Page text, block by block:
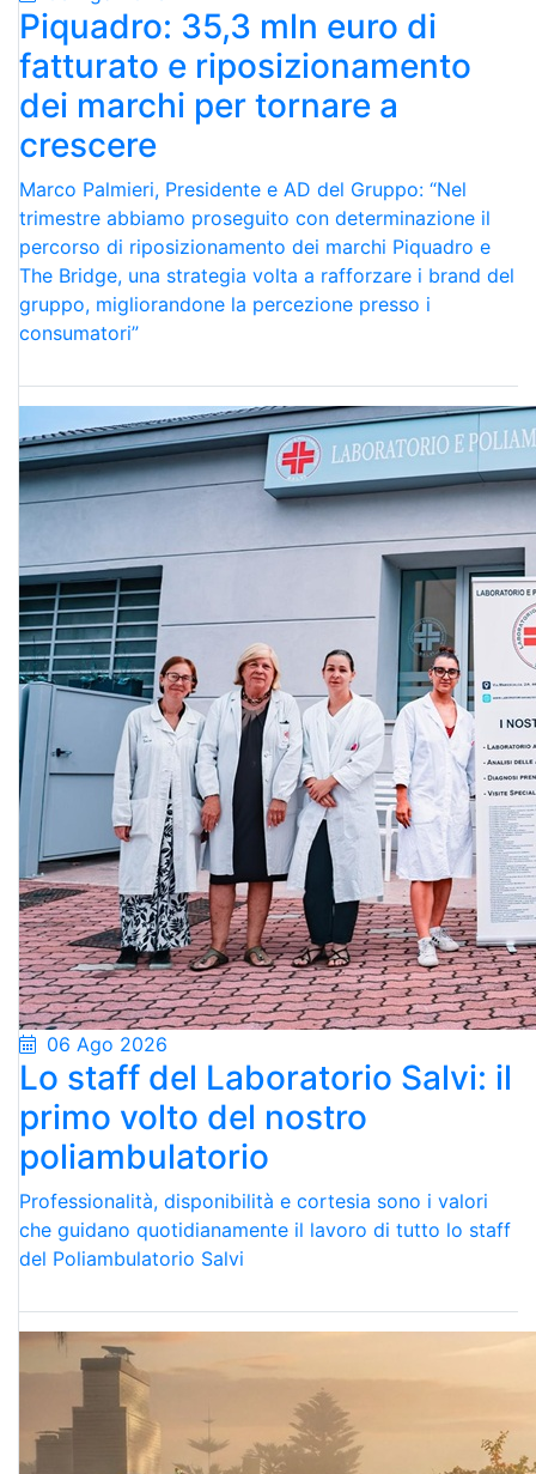
Piquadro: 35,3 mln euro di
fatturato e riposizionamento
dei marchi per tornare a
crescere
Marco Palmieri, Presidente e AD del Gruppo: “Nel
trimestre abbiamo proseguito con determinazione il
percorso di riposizionamento dei marchi Piquadro e
The Bridge, una strategia volta a rafforzare i brand del
gruppo, migliorandone la percezione presso i
consumatori”
06 Ago 2026
Lo staff del Laboratorio Salvi: il
primo volto del nostro
poliambulatorio
Professionalità, disponibilità e cortesia sono i valori
che guidano quotidianamente il lavoro di tutto lo staff
del Poliambulatorio Salvi